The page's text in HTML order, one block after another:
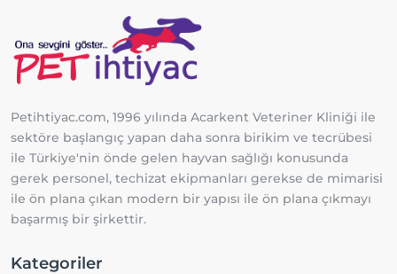
Petihtiyac.com, 1996 yılında Acarkent Veteriner Kliniği ile
sektöre başlangıç yapan daha sonra birikim ve tecrübesi
ile Türkiye'nin önde gelen hayvan sağlığı konusunda
gerek personel, techizat ekipmanları gerekse de mimarisi
ile ön plana çıkan modern bir yapısı ile ön plana çıkmayı
başarmış bir şirkettir.
Kategoriler